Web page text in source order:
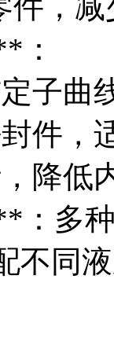
：
子曲
件，
降低
多
不同